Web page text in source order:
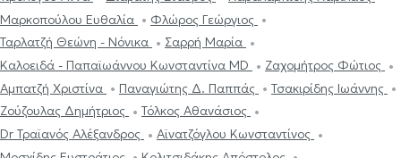
Μαρκοπούλου Ευθαλία
Φλώρος Γεώργιος
Ταρλατζή Θεώνη - Νόνικα
Σαρρή Μαρία
Καλοειδά - Παπαϊωάννου Κωνσταντίνα MD
Ζαχομήτρος Φώτιος
Αμπατζή Χριστίνα
Παναγιώτης Δ. Παππάς
Τσακιρίδης Ιωάννης
Ζούζουλας Δημήτριος
Τόλκος Αθανάσιος
Dr Τραϊανός Αλέξανδρος
Αϊνατζόγλου Κωνσταντίνος